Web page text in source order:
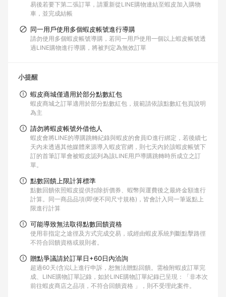
易後若要下第二張訂單，請重新從LINE購物連結至蝦皮加入購物
車，並完成結帳
同一用戶使用多個蝦皮帳號進行導購
請勿使用多個蝦皮帳號導購，若同一用戶使用一個以上蝦皮帳號透
過LINE購物進行導購，將被判定為無效訂單
小提醒
蝦皮商城僅適用於部分點數紅包
蝦皮商城之訂單適用於部分點數紅包，規範請依該點數紅包頁說明
為主
請勿將蝦皮帳號外借他人
蝦皮會將LINE的導購跳轉紀錄與蝦皮的會員ID進行綁定，若後續七
天內未透過其他媒體來源導入蝦皮官網，則七天內於該蝦皮帳號下
訂的首筆訂單會被蝦皮認列為該LINE用戶導購跳轉時所成立之訂
單。
點數回饋上限計算標準
點數回饋依照蝦皮提供扣除折價券、蝦幣與運費後之最終金額進行
計算。同一商品品項(即便不同尺寸規格)，皆會計入同一筆返點上
限進行計算
可能導致無法取得點數回饋資格
使用非指定之途徑及方式完成交易，或經由蝦皮系統判斷點擊路徑
不符合回饋資格或規則者。
贈點爭議請於訂單日+60日內洽詢
超過60天(含)以上進行申訴，恕無法贈點回饋。需檢附蝦皮訂單完
成、LINE購物訂單記錄，如於LINE購物訂單紀錄已呈現：「非本次
前往蝦皮商店之品項，不符合回饋資格 」，則不受理此案件。